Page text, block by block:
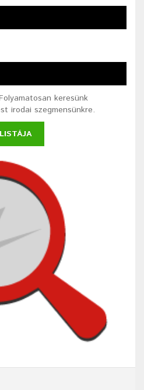
keresünk
irodai szegmensünkre.